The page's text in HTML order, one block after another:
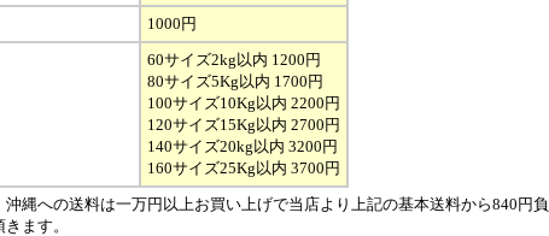
1000円
60サイズ2kg以内 1200円
80サイズ5Kg以内 1700円
100サイズ10Kg以内 2200円
120サイズ15Kg以内 2700円
140サイズ20kg以内 3200円
160サイズ25Kg以内 3700円
縄への送料は一万円以上お買い上げで当店より上記の基本送料から840円負
ます。